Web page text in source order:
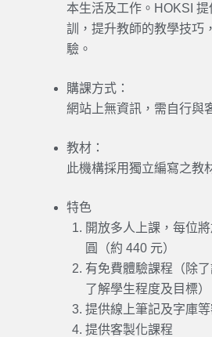
本生活及工作。HOKSI
訓，提升教師的教學技巧
驗。
購課方式：
網站上無資訊，需自行與
教材：
此機構採用獨立編寫之教
特色
開放多人上課，每位
圓（約 440 元）
有免費體驗課程（除
了解學生程度及目標）
提供線上筆記及字庫
提供客製化課程